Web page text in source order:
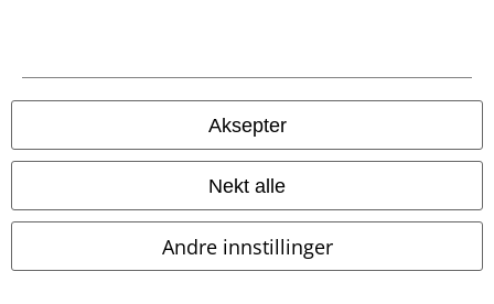
Aksepter
Nekt alle
Andre innstillinger